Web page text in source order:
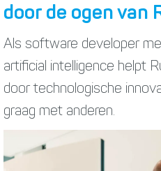
door de ogen van
Als software developer
artificial intelligence helpt
door technologische
graag met anderen.